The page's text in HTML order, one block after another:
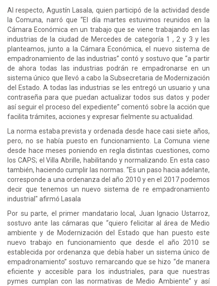
Al respecto, Agustín Lasala, quien participó de la actividad desde
la Comuna, narró que “El día martes estuvimos reunidos en la
Cámara Económica en un trabajo que se viene trabajando en las
industrias de la ciudad de Mercedes de categoría 1 , 2 y 3 y les
planteamos, junto a la Cámara Económica, el nuevo sistema de
empadronamiento de las industrias” contó y sostuvo que “a partir
de ahora todas las industrias podrán re empadronarse en un
sistema único que llevó a cabo la Subsecretaria de Modernización
del Estado. A todas las industrias se les entregó un usuario y una
contraseña para que puedan actualizar todos sus datos y poder
así seguir el proceso del expediente” comentó sobre la acción que
facilita trámites, acciones y expresar fielmente su actualidad.
La norma estaba prevista y ordenada desde hace casi siete años,
pero, no se había puesto en funcionamiento. La Comuna viene
desde hace meses poniendo en regla distintas cuestiones, como
los CAPS; el Villa Abrille, habilitando y normalizando. En esta caso
también, haciendo cumplir las normas. “Es un paso hacia adelante,
corresponde a una ordenanza del año 2010 y en el 2017 podemos
decir que tenemos un nuevo sistema de re empadronamiento
industrial" afirmó Lasala
Por su parte, el primer mandatario local, Juan Ignacio Ustarroz,
sostuvo ante las cámaras que “quiero felicitar al área de Medio
ambiente y de Modernización del Estado que han puesto este
nuevo trabajo en funcionamiento que desde el año 2010 se
establecida por ordenanza que debía haber un sistema único de
empadronamiento” sostuvo remarcando que se hizo “de manera
eficiente y accesible para los industriales, para que nuestras
pymes cumplan con las normativas de Medio Ambiente” y así